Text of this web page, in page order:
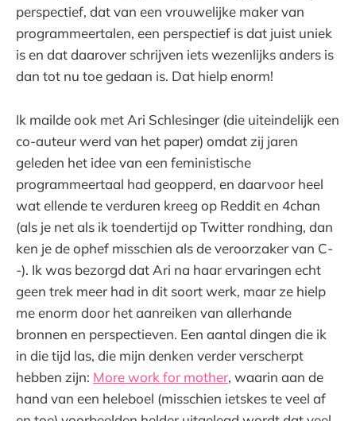
perspectief, dat van een vrouwelijke maker van
programmeertalen, een perspectief is dat juist uniek
is en dat daarover schrijven iets wezenlijks anders is
dan tot nu toe gedaan is. Dat hielp enorm!
Ik mailde ook met Ari Schlesinger (die uiteindelijk een
co-auteur werd van het paper) omdat zij jaren
geleden het idee van een feministische
programmeertaal had geopperd, en daarvoor heel
wat ellende te verduren kreeg op Reddit en 4chan
(als je net als ik toendertijd op Twitter rondhing, dan
ken je de ophef misschien als de veroorzaker van C-
-). Ik was bezorgd dat Ari na haar ervaringen echt
geen trek meer had in dit soort werk, maar ze hielp
me enorm door het aanreiken van allerhande
bronnen en perspectieven. Een aantal dingen die ik
in die tijd las, die mijn denken verder verscherpt
hebben zijn: More work for mother, waarin aan de
hand van een heleboel (misschien ietskes te veel af